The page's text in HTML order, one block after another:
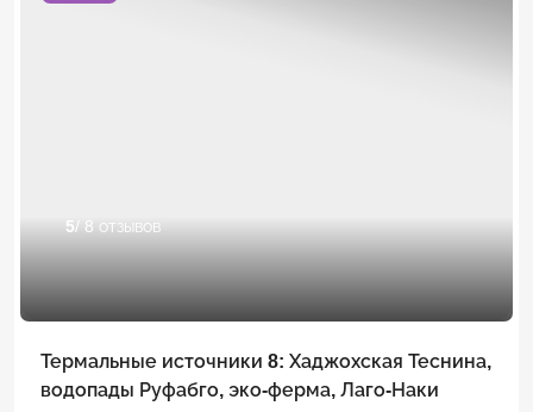
5/ 8 отзывов
Термальные источники 8: Хаджохская Теснина,
водопады Руфабго, эко-ферма, Лаго-Наки